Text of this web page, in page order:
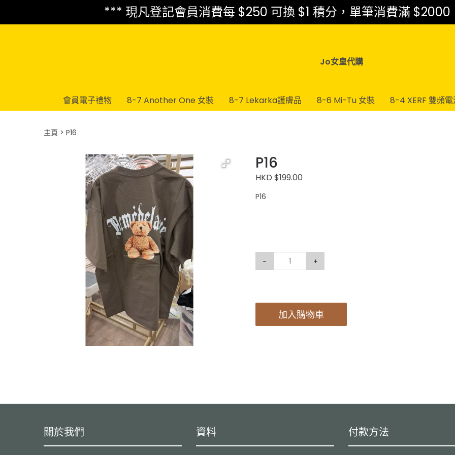
*** 現凡登記會員消費每 $250 可換 $1 積分，單筆消費滿
Jo女皇代購
會員電子禮物 8-7 Another One 女裝 8-7 Lekarka護膚品 8-6 Mi-Tu 女裝 8-4 XERF 雙頻
主頁 P16
P16
HKD $199.00
P16
- +
加入購物車
關於我們 資料 付款方法